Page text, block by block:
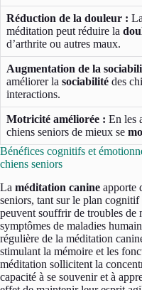
Réduction de la douleur :
méditation peut réduire la
d’arthrite ou autres maux.
Augmentation de la
améliorer la sociabilité des
interactions.
Motricité améliorée : En les
chiens seniors de mieux se
Bénéfices cognitifs et
chiens seniors
La méditation canine apporte
seniors, tant sur le plan
peuvent souffrir de troubles de
symptômes de maladies
régulière de la méditation
stimulant la mémoire et les
méditation sollicitent la
capacité à se souvenir et à